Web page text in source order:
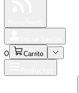
0 Carrito